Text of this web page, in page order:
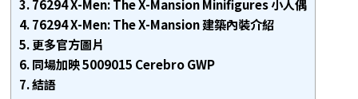
3.76294 X-Men: The X-Mansion Minifigures 小人偶
4.76294 X-Men: The X-Mansion 建築內裝介紹
5.更多官方圖片
6.同場加映 5009015 Cerebro GWP
7.結語